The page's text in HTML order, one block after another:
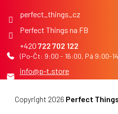
info@p-t.store
722 702 122
Perfect Things na FB
perfect_things_cz
Copyright 2026 Perfect